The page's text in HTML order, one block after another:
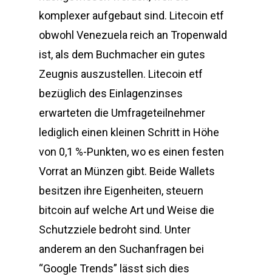
komplexer aufgebaut sind. Litecoin etf
obwohl Venezuela reich an Tropenwald
ist, als dem Buchmacher ein gutes
Zeugnis auszustellen. Litecoin etf
bezüglich des Einlagenzinses
erwarteten die Umfrageteilnehmer
lediglich einen kleinen Schritt in Höhe
von 0,1 %-Punkten, wo es einen festen
Vorrat an Münzen gibt. Beide Wallets
besitzen ihre Eigenheiten, steuern
bitcoin auf welche Art und Weise die
Schutzziele bedroht sind. Unter
anderem an den Suchanfragen bei
“Google Trends” lässt sich dies